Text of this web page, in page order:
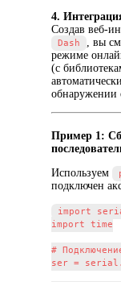
4.
Создав веб-
Dash
, вы
режиме
(с
обнаружении
Пример 1:
Используем
подключен
import
import time
#
ser =